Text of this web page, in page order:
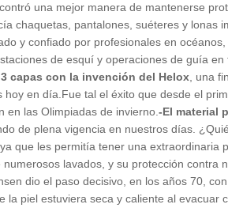
una mejor manera de mantenerse
chaquetas, pantalones, suéteres y lonas
y confiado por profesionales en
de esquí y operaciones de guía
capas con la invención del Helox, una
en día.Fue tal el éxito que desde el
en las Olimpiadas de invierno.-El material
de plena vigencia en nuestros días.
que les permitía tener una
lavados, y su protección contra
dio el paso decisivo, en los años 70, con
piel estuviera seca y caliente al evacuar